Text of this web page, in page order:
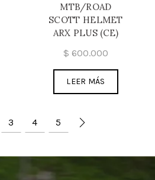
MTB/ROAD
SCOTT HELMET
ARX PLUS (CE)
$ 600.000
LEER MÁS
3 4 5